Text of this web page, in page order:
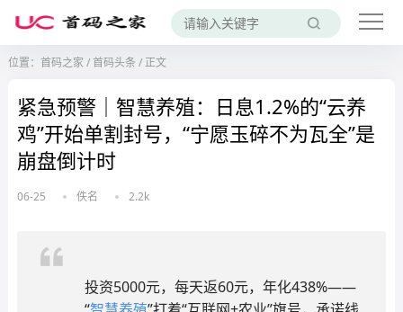
位置： 首码之家 /首码头条 /正文
紧急预警｜智慧养殖：日息1.2%的“云养
鸡”开始单割封号，“宁愿玉碎不为瓦全”是
崩盘倒计时
06-25 佚名 2.2k
投资5000元，每天返60元，年化438%——